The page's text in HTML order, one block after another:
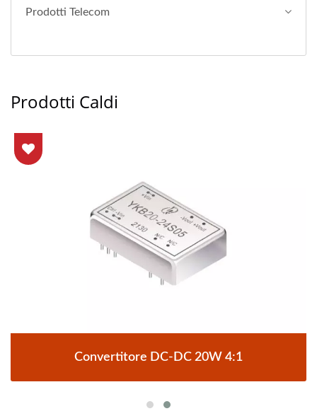
Prodotti Telecom
Prodotti Caldi
Convertitore DC-DC 20W 4:1